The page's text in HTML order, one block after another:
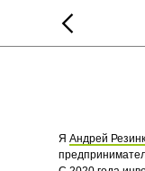
Я Андрей